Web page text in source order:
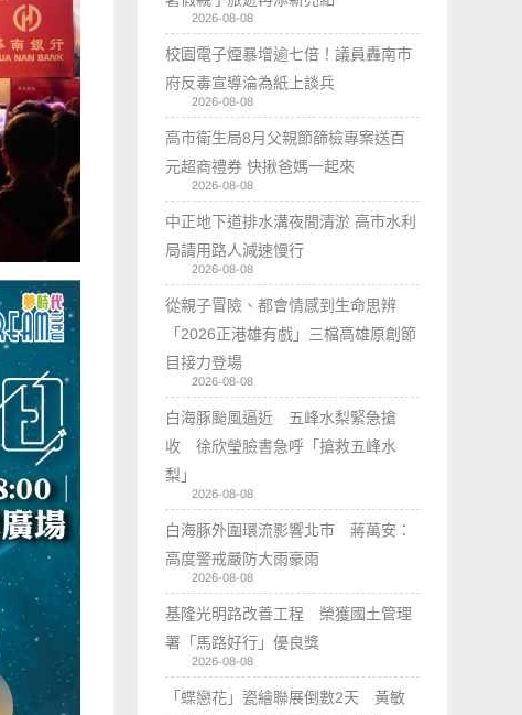
2026-08-08
校園電子煙暴增逾七倍！議員轟南市
府反毒宣導淪為紙上談兵
2026-08-08
高市衛生局8月父親節篩檢專案送百
元超商禮券 快揪爸媽一起來
2026-08-08
中正地下道排水溝夜間清淤 高市水利
局請用路人減速慢行
2026-08-08
從親子冒險、都會情感到生命思辨
「2026正港雄有戲」三檔高雄原創節
目接力登場
2026-08-08
白海豚颱風逼近 五峰水梨緊急搶
收 徐欣瑩臉書急呼「搶救五峰水
梨」
2026-08-08
白海豚外圍環流影響北市 蔣萬安：
高度警戒嚴防大雨豪雨
2026-08-08
基隆光明路改善工程 榮獲國土管理
署「馬路好行」優良獎
2026-08-08
「蝶戀花」瓷繪聯展倒數2天 黃敏